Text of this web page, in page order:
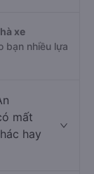
xe
bạn nhiều lựa
mất
hay